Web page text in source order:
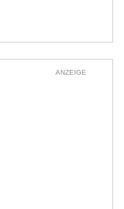
ANZEIGE